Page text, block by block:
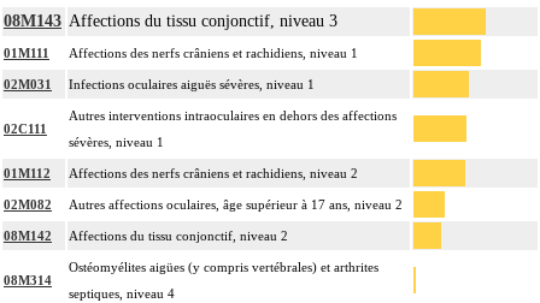
08M143 Affections du tissu conjonctif, niveau 3
01M111 Affections des nerfs crâniens et rachidiens, niveau 1
02M031 Infections oculaires aiguës sévères, niveau 1
02C111
Autres interventions intraoculaires en dehors des affections
sévères, niveau 1
01M112 Affections des nerfs crâniens et rachidiens, niveau 2
02M082 Autres affections oculaires, âge supérieur à 17 ans, niveau 2
08M142 Affections du tissu conjonctif, niveau 2
08M314
Ostéomyélites aigües (y compris vertébrales) et arthrites
septiques, niveau 4